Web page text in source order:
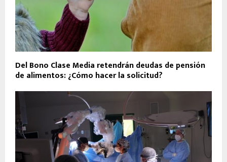
Del Bono Clase Media retendrán deudas de pensión
de alimentos: ¿Cómo hacer la solicitud?